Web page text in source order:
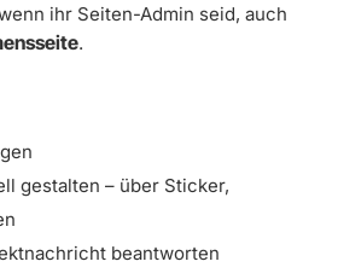
ihr Seiten-Admin seid, auch
.
gestalten – über Sticker,
beantworten